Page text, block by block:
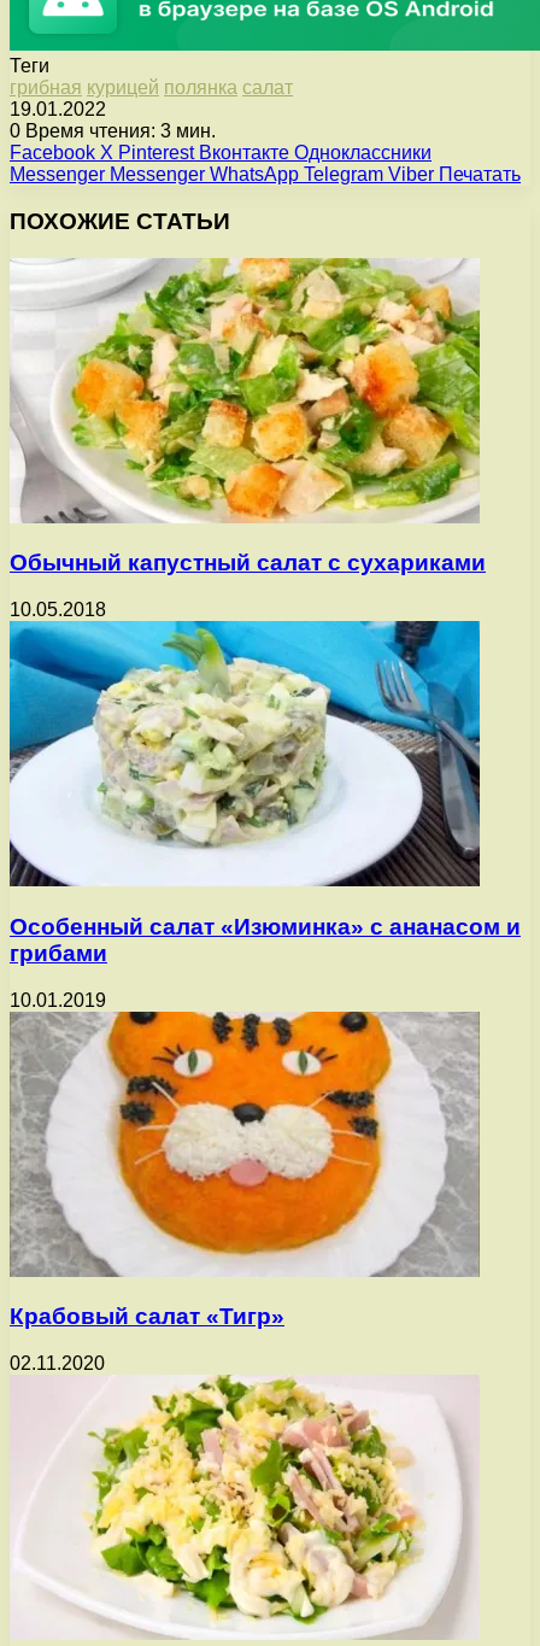
Теги
грибная курицей полянка салат
19.01.2022
0 Время чтения: 3 мин.
Facebook X Pinterest Вконтакте Одноклассники
Messenger Messenger WhatsApp Telegram Viber Печатать
ПОХОЖИЕ СТАТЬИ
Обычный капустный салат с сухариками
10.05.2018
Особенный салат «Изюминка» с ананасом и
грибами
10.01.2019
Крабовый салат «Тигр»
02.11.2020